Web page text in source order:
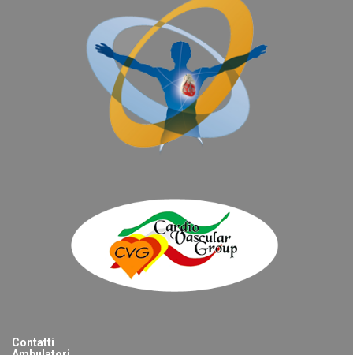
Contatti